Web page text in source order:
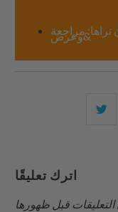
تراها: مراجعة
&وعرض
اترك تعليقًا